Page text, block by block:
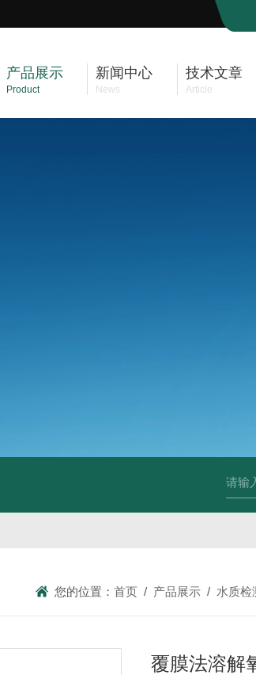
产品展示
Product
新闻中心
News
技术文章
Article
您的位置：首页 / 产品展示 / 水质检
覆膜法溶解